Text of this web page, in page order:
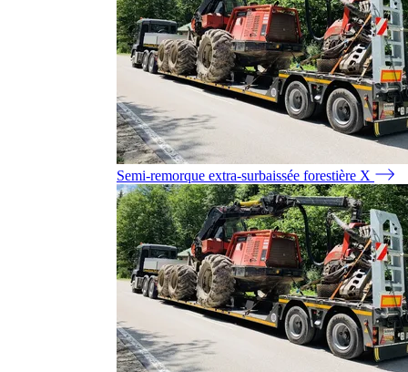
Semi-remorque extra-surbaissée forestière X